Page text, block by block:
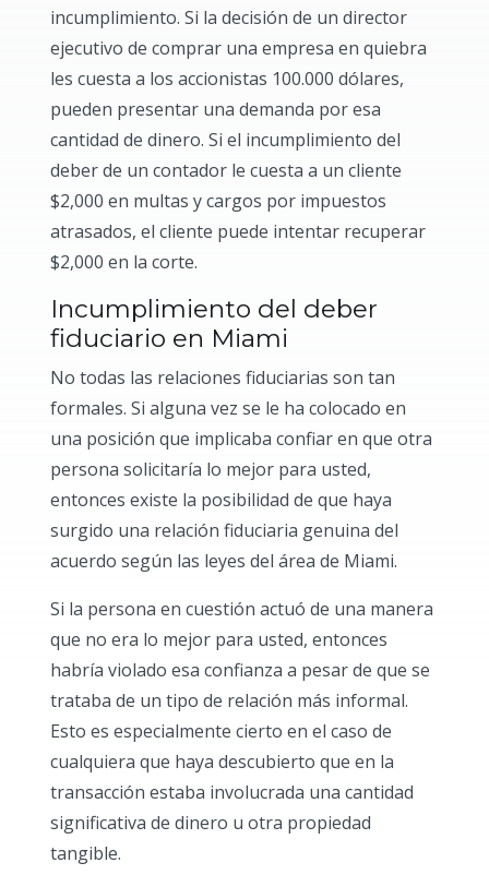
incumplimiento. Si la decisión de un director
ejecutivo de comprar una empresa en quiebra
les cuesta a los accionistas 100.000 dólares,
pueden presentar una demanda por esa
cantidad de dinero. Si el incumplimiento del
deber de un contador le cuesta a un cliente
$2,000 en multas y cargos por impuestos
atrasados, el cliente puede intentar recuperar
$2,000 en la corte.
Incumplimiento del deber
fiduciario en Miami
No todas las relaciones fiduciarias son tan
formales. Si alguna vez se le ha colocado en
una posición que implicaba confiar en que otra
persona solicitaría lo mejor para usted,
entonces existe la posibilidad de que haya
surgido una relación fiduciaria genuina del
acuerdo según las leyes del área de Miami.
Si la persona en cuestión actuó de una manera
que no era lo mejor para usted, entonces
habría violado esa confianza a pesar de que se
trataba de un tipo de relación más informal.
Esto es especialmente cierto en el caso de
cualquiera que haya descubierto que en la
transacción estaba involucrada una cantidad
significativa de dinero u otra propiedad
tangible.